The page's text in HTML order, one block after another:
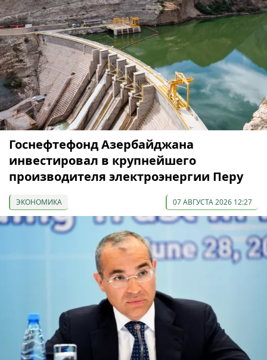
Госнефтефонд Азербайджана
инвестировал в крупнейшего
производителя электроэнергии Перу
ЭКОНОМИКА 07 АВГУСТА 2026 12:27